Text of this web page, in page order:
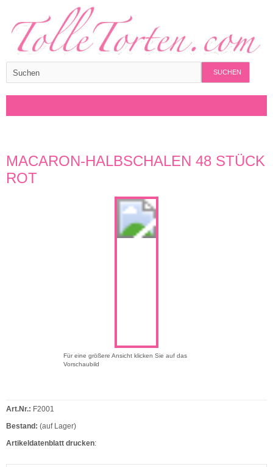
SUCHEN
MACARON-HALBSCHALEN 48 STÜCK
ROT
Für eine größere Ansicht klicken Sie auf das
Vorschaubild
Art.Nr.: F2001
Bestand: (auf Lager)
Artikeldatenblatt drucken: